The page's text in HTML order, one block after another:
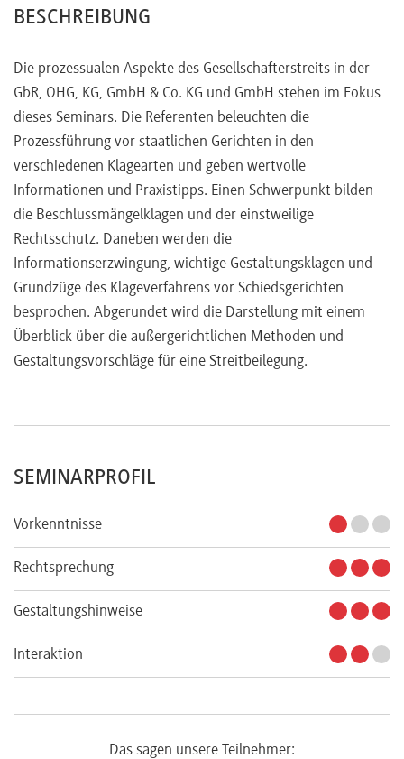
BESCHREIBUNG
Die prozessualen Aspekte des Gesellschafterstreits in der
GbR, OHG, KG, GmbH & Co. KG und GmbH stehen im Fokus
dieses Seminars. Die Referenten beleuchten die
Prozessführung vor staatlichen Gerichten in den
verschiedenen Klagearten und geben wertvolle
Informationen und Praxistipps. Einen Schwerpunkt bilden
die Beschlussmängelklagen und der einstweilige
Rechtsschutz. Daneben werden die
Informationserzwingung, wichtige Gestaltungsklagen und
Grundzüge des Klageverfahrens vor Schiedsgerichten
besprochen. Abgerundet wird die Darstellung mit einem
Überblick über die außergerichtlichen Methoden und
Gestaltungsvorschläge für eine Streitbeilegung.
SEMINARPROFIL
Vorkenntnisse
Rechtsprechung
Gestaltungshinweise
Interaktion
Das sagen unsere Teilnehmer: